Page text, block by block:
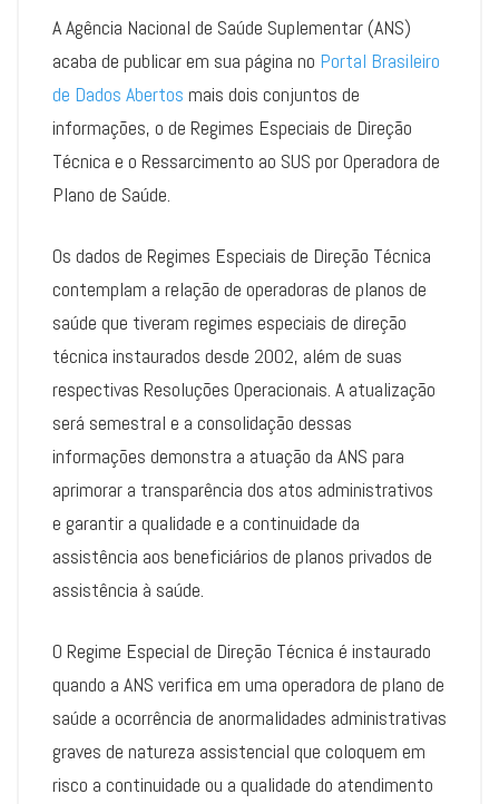
A Agência Nacional de Saúde Suplementar (ANS)
acaba de publicar em sua página no Portal Brasileiro
de Dados Abertos mais dois conjuntos de
informações, o de Regimes Especiais de Direção
Técnica e o Ressarcimento ao SUS por Operadora de
Plano de Saúde.
Os dados de Regimes Especiais de Direção Técnica
contemplam a relação de operadoras de planos de
saúde que tiveram regimes especiais de direção
técnica instaurados desde 2002, além de suas
respectivas Resoluções Operacionais. A atualização
será semestral e a consolidação dessas
informações demonstra a atuação da ANS para
aprimorar a transparência dos atos administrativos
e garantir a qualidade e a continuidade da
assistência aos beneficiários de planos privados de
assistência à saúde.
O Regime Especial de Direção Técnica é instaurado
quando a ANS verifica em uma operadora de plano de
saúde a ocorrência de anormalidades administrativas
graves de natureza assistencial que coloquem em
risco a continuidade ou a qualidade do atendimento